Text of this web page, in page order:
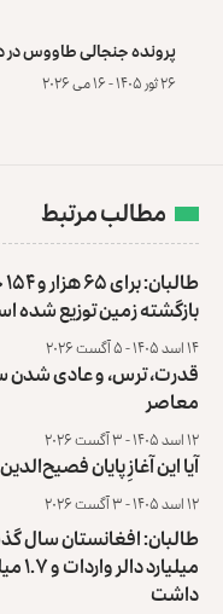
پرونده‌ جنجالی طاووس در
۲۶ ثور ۱۴۰۵ - ۱۶ می ۲۰۲۶
مطالب مرتبط
بازگشته زمین توزیع ‏شده
۱۴ اسد ۱۴۰۵ - ۵ آگست ۲۰۲۶
قدرت، ترس، و عادی ‌شدن
معاصر
۱۲ اسد ۱۴۰۵ - ۳ آگست ۲۰۲۶
آیا این آغازِ پایان
۱۲ اسد ۱۴۰۵ - ۳ آگست ۲۰۲۶
داشت